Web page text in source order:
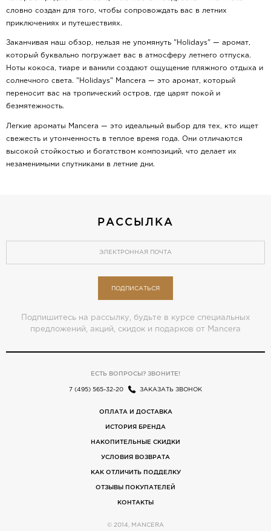
словно создан для того, чтобы сопровождать вас в летних
приключениях и путешествиях.
Заканчивая наш обзор, нельзя не упомянуть "Holidays" — аромат,
который буквально погружает вас в атмосферу летнего отпуска.
Ноты кокоса, тиаре и ванили создают ощущение пляжного отдыха и
солнечного света. "Holidays" Mancera — это аромат, который
переносит вас на тропический остров, где царят покой и
безмятежность.
Легкие ароматы Mancera — это идеальный выбор для тех, кто ищет
свежесть и утонченность в теплое время года. Они отличаются
высокой стойкостью и богатством композиций, что делает их
незаменимыми спутниками в летние дни.
РАССЫЛКА
ПОДПИСАТЬСЯ
Подпишитесь на рассылку, будьте в курсе специальных
предложений, акций, скидок и подарков от Mancera
ЕСТЬ ВОПРОСЫ? ЗВОНИТЕ!
7 (495) 565-32-20 ЗАКАЗАТЬ ЗВОНОК
ОПЛАТА И ДОСТАВКА
ИСТОРИЯ БРЕНДА
НАКОПИТЕЛЬНЫЕ СКИДКИ
УСЛОВИЯ ВОЗВРАТА
КАК ОТЛИЧИТЬ ПОДДЕЛКУ
ОТЗЫВЫ ПОКУПАТЕЛЕЙ
КОНТАКТЫ
© 2014, MANCERA